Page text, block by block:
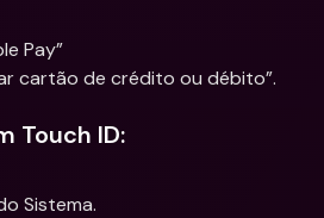
Pay”
cartão de crédito ou débito”.
Touch ID:
Sistema.